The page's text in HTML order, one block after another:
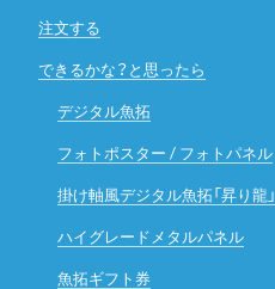
注文する
できるかな？と思ったら
デジタル魚拓
フォトポスター / フォトパネル
掛け軸風デジタル魚拓「昇り龍」
ハイグレードメタルパネル
魚拓ギフト券